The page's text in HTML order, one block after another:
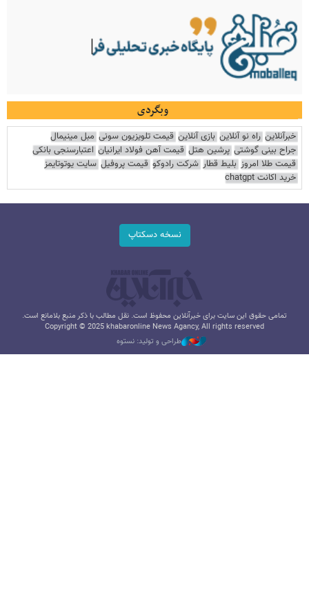
وبگردی
خبرآنلاین راه نو آنلاین بازی آنلاین قیمت تلویزیون سونی مبل مینیمال
جراح بینی گوشتی پرشین هتل قیمت آهن فولاد ایرانیان اعتبارسنجی بانکی
قیمت طلا امروز بلیط قطار شرکت رادوکو قیمت پروفیل سایت یوتوتایمز
خرید اکانت chatgpt
نسخه دسکتاپ
تمامی حقوق این سایت برای خبرآنلاین محفوظ است. نقل مطالب با ذکر منبع بلامانع است.
Copyright © 2025 khabaronline News Agancy, All rights reserved
طراحی و تولید: نستوه